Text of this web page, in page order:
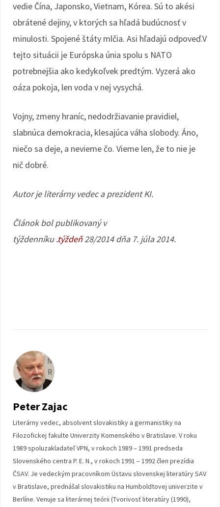
vedie Čína, Japonsko, Vietnam, Kórea. Sú to akési
obrátené dejiny, v ktorých sa hľadá budúcnosť v
minulosti. Spojené štáty mlčia. Asi hľadajú odpoveď.V
tejto situácii je Európska únia spolu s NATO
potrebnejšia ako kedykoľvek predtým. Vyzerá ako
oáza pokoja, len voda v nej vysychá.
Vojny, zmeny hraníc, nedodržiavanie pravidiel,
slabnúca demokracia, klesajúca váha slobody. Áno,
niečo sa deje, a nevieme čo. Vieme len, že to nie je
nič dobré.
Autor je literárny vedec a prezident KI.
Článok bol publikovaný v
týždenníku.týždeň28/2014 dňa 7. júla 2014.
Peter Zajac
Literárny vedec, absolvent slovakistiky a germanistiky na
Filozofickej fakulte Univerzity Komenského v Bratislave. V roku
1989 spoluzakladateľ VPN, v rokoch 1989 – 1991 predseda
Slovenského centra P. E. N., v rokoch 1991 – 1992 člen prezídia
ČSAV. Je vedeckým pracovníkom Ústavu slovenskej literatúry SAV
v Bratislave, prednášal slovakistiku na Humboldtovej univerzite v
Berlíne. Venuje sa literárnej teórii (Tvorivosť literatúry (1990),